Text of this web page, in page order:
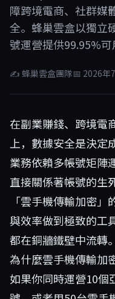
障跨境電商、社群媒
全。蜂巢雲盒以獨立
號運營提供99.95%可
✍ 蜂巢雲盒團隊📅 2026年
在副業賺錢、跨境電
上，數據安全是決
業務依賴多帳號矩陣
直接關係著帳號的生
「雲手機傳輸加密
與效率做到極致的
都在銅牆鐵壁中流轉。
為什麼雲手機傳輸加
如果你同時運營10個